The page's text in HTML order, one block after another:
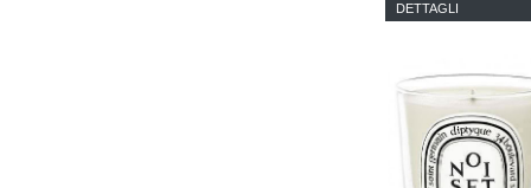
DETTAGLI